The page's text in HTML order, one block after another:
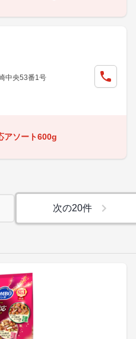
中央53番1号
アソート600g
次の20件